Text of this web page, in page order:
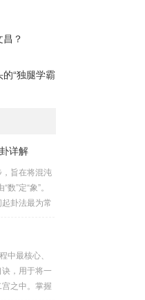
？
“独腿学霸
详解
旨在将混沌
”定“象”。
卦法最为常
到的一组数
前几位数为
字是偶数
中最核心、
，用于将一
之中。掌握